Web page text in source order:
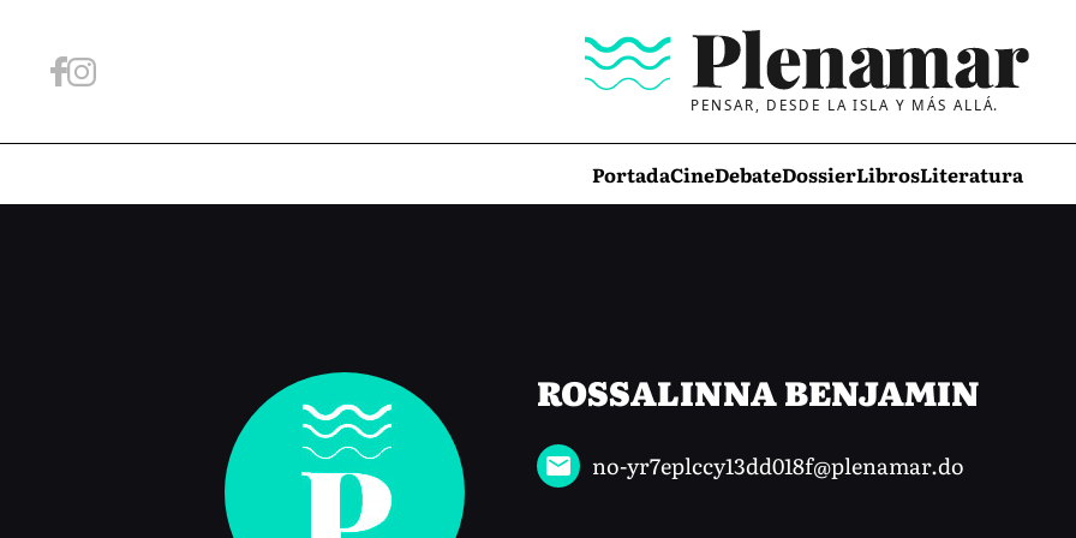
PENSAR, DESDE LA ISLA Y MÁS ALLÁ.
PortadaCineDebateDossierLibrosLiteratura
ROSSALINNA BENJAMIN
no-yr7eplccy13dd018f@plenamar.do